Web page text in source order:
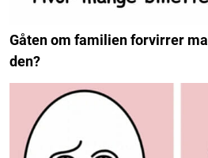
Gåten om familien forvirrer
den?